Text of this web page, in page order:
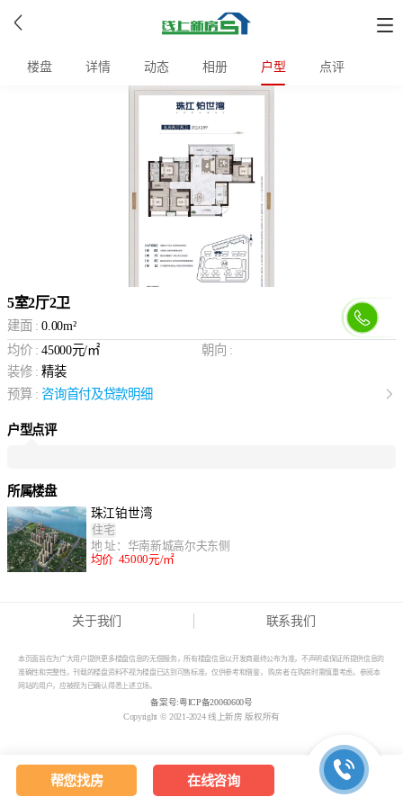
楼盘 详情 动态 相册 户型 点评
5室2厅2卫
建面 :0.00m²
均价 :45000元/㎡
朝向 :
装修 :精装
预算 :咨询首付及贷款明细
户型点评
所属楼盘
珠江铂世湾
住宅
地 址：华南新城高尔夫东侧
均价 45000元/㎡
关于我们 联系我们
本页面旨在为广大用户提供更多楼盘信息的无偿服务，所有楼盘信息以开发商最终公布为准，不声明或保证所提供信息的
准确性和完整性。刊载的楼盘资料不视为楼盘已达到可售标准，仅供参考和借鉴， 购房者 在购房时需慎重考虑。参阅本
网站的用户，应被视为已确认得悉上述立场。
备案号:粤ICP备20060600号
Copyright © 2021-2024 线上新房 版权所有
帮您找房 在线咨询